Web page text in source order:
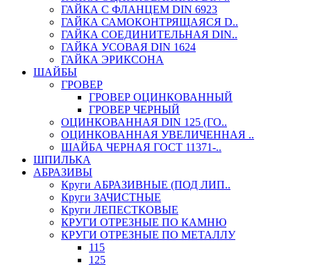
ГАЙКА С ФЛАНЦЕМ DIN 6923
ГАЙКА САМОКОНТРЯЩАЯСЯ D..
ГАЙКА СОЕДИНИТЕЛЬНАЯ DIN..
ГАЙКА УСОВАЯ DIN 1624
ГАЙКА ЭРИКСОНА
ШАЙБЫ
ГРОВЕР
ГРОВЕР ОЦИНКОВАННЫЙ
ГРОВЕР ЧЕРНЫЙ
ОЦИНКОВАННАЯ DIN 125 (ГО..
ОЦИНКОВАННАЯ УВЕЛИЧЕННАЯ ..
ШАЙБА ЧЕРНАЯ ГОСТ 11371-..
ШПИЛЬКА
АБРАЗИВЫ
Круги АБРАЗИВНЫЕ (ПОД ЛИП..
Круги ЗАЧИСТНЫЕ
Круги ЛЕПЕСТКОВЫЕ
КРУГИ ОТРЕЗНЫЕ ПО КАМНЮ
КРУГИ ОТРЕЗНЫЕ ПО МЕТАЛЛУ
115
125